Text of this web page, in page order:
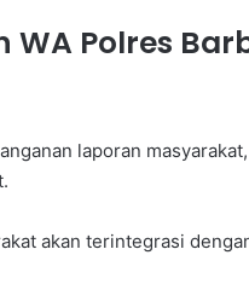
WA Polres
laporan
akan terintegrasi